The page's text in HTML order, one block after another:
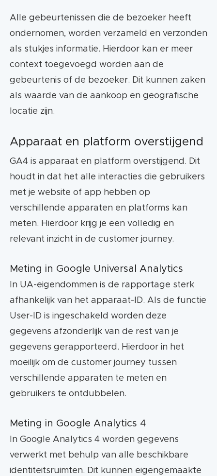
Alle gebeurtenissen die de bezoeker heeft
ondernomen, worden verzameld en verzonden
als stukjes informatie. Hierdoor kan er meer
context toegevoegd worden aan de
gebeurtenis of de bezoeker. Dit kunnen zaken
als waarde van de aankoop en geografische
locatie zijn.
Apparaat en platform overstijgend
GA4 is apparaat en platform overstijgend. Dit
houdt in dat het alle interacties die gebruikers
met je website of app hebben op
verschillende apparaten en platforms kan
meten. Hierdoor krijg je een volledig en
relevant inzicht in de customer journey.
Meting in Google Universal Analytics
In UA-eigendommen is de rapportage sterk
afhankelijk van het apparaat-ID. Als de functie
User-ID is ingeschakeld worden deze
gegevens afzonderlijk van de rest van je
gegevens gerapporteerd. Hierdoor in het
moeilijk om de customer journey tussen
verschillende apparaten te meten en
gebruikers te ontdubbelen.
Meting in Google Analytics 4
In Google Analytics 4 worden gegevens
verwerkt met behulp van alle beschikbare
identiteitsruimten. Dit kunnen eigengemaakte